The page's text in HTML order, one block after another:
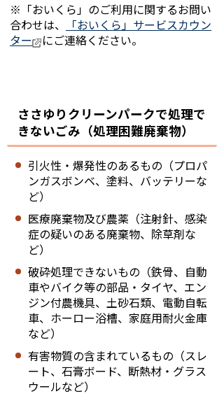
※「おいくら」のご利用に関するお問い
合わせは、
「おいくら」サービスカウン
ター
にご連絡ください。
ささゆりクリーンパークで処理で
きないごみ（処理困難廃棄物）
引火性・爆発性のあるもの（プロパ
ンガスボンベ、塗料、バッテリーな
ど）
医療廃棄物及び農薬（注射針、感染
症の疑いのある廃棄物、除草剤な
ど）
破砕処理できないもの（鉄骨、自動
車やバイク等の部品・タイヤ、エン
ジン付農機具、土砂石類、電動自転
車、ホーロー浴槽、家庭用耐火金庫
など）
有害物質の含まれているもの（スレ
ート、石膏ボード、断熱材・グラス
ウールなど）